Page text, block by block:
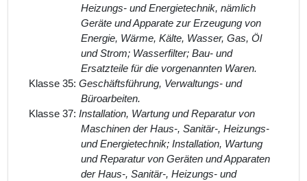
Heizungs- und Energietechnik, nämlich
Geräte und Apparate zur Erzeugung von
Energie, Wärme, Kälte, Wasser, Gas, Öl
und Strom; Wasserfilter; Bau- und
Ersatzteile für die vorgenannten Waren.
Klasse 35: Geschäftsführung, Verwaltungs- und
Büroarbeiten.
Klasse 37: Installation, Wartung und Reparatur von
Maschinen der Haus-, Sanitär-, Heizungs-
und Energietechnik; Installation, Wartung
und Reparatur von Geräten und Apparaten
der Haus-, Sanitär-, Heizungs- und